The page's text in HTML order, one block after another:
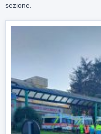
sezione.